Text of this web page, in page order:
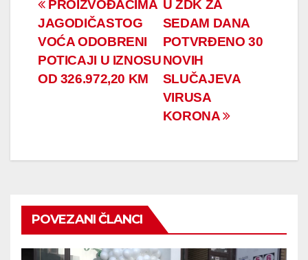
Navigacija
članaka
U ZDK ZA
SEDAM DANA
POTVRĐENO 30
NOVIH
SLUČAJEVA
VIRUSA
KORONA
PROIZVOĐAČIMA
JAGODIČASTOG
VOĆA ODOBRENI
POTICAJI U IZNOSU
OD 326.972,20 KM
POVEZANI ČLANCI